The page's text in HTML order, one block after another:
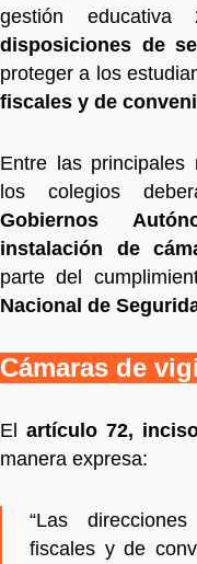
gestión educativa
disposiciones de
proteger a los
fiscales y de
Entre las principales
los colegios
Gobiernos
instalación de
parte del
Nacional de
Cámaras de
El artículo 72,
manera expresa:
“Las
fiscales y de